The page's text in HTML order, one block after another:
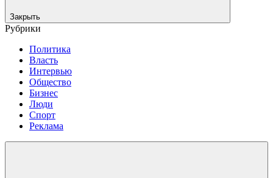
Закрыть
Рубрики
Политика
Власть
Интервью
Общество
Бизнес
Люди
Спорт
Реклама